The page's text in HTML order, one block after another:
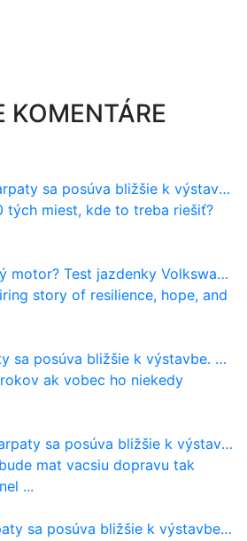
KOMENTÁRE
posúva bližšie k výstavbe. NDS urobila dôležitý krok
tých miest, kde to treba riešiť?
Test jazdenky Volkswagen T-Roc (2017 až 2025)
story of resilience, hope, and
bližšie k výstavbe. NDS urobila dôležitý krok
ak vobec ho niekedy
sa posúva bližšie k výstavbe. NDS urobila dôležitý krok
mat vacsiu dopravu tak
...
bližšie k výstavbe. NDS urobila dôležitý krok